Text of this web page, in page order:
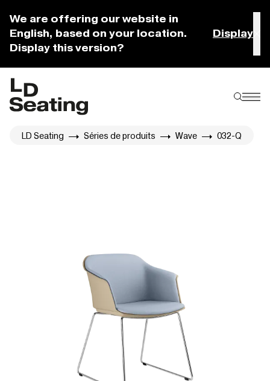
We are offering our website in
English, based on your location.
Display this version?
Display
LD Seating Séries de produits Wave 032-Q